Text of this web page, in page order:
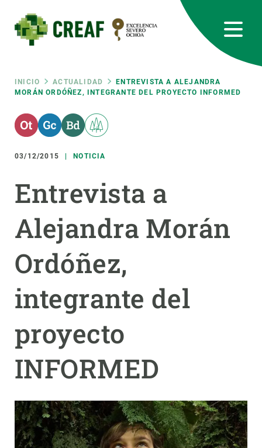
contenido
principal
Ruta
de
navegación
INICIO ACTUALIDAD
ENTREVISTA A ALEJANDRA
MORÁN ORDÓÑEZ, INTEGRANTE DEL PROYECTO INFORMED
03/12/2015 NOTICIA
Entrevista a
Alejandra Morán
Ordóñez,
integrante del
proyecto
INFORMED
RRSS
Featured
responsive
INTRANET
Responsive
menu
INVESTIGACIÓN
CIENCIA EN ACCIÓN
ÚNETE A NOSOTROS
PARTICIPA
NOTICIAS Y AGENDA